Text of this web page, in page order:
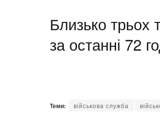
Близько трьох
за останні 72
Теми: військова служба